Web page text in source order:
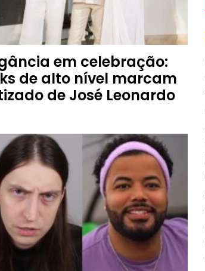
em celebração:
de alto nível marcam
de José Leonardo